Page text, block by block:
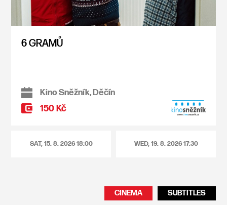
6 GRAMŮ
Kino Sněžník, Děčín
150 Kč
SAT, 15. 8. 202618:00 WED, 19. 8. 202617:30
CINEMA SUBTITLES